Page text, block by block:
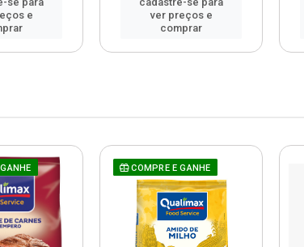
e
ver preços e
comprar
COMPRE E GANHE